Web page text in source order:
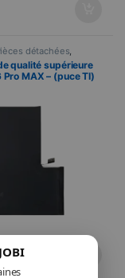
détachées
qualité supérieure
Pro MAX – (puce TI)